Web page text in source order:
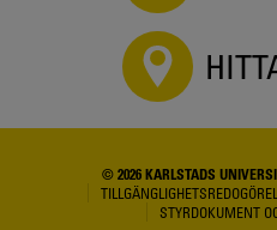
© 2026 KARLSTADS
STYRDOKUMENT